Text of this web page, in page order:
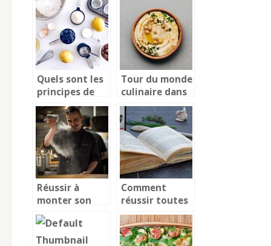
Margaux
famille.
Quels sont les
principes de
l’Haccp ?
Tour du monde
culinaire dans
votre assiette!
Réussir à
monter son
restaurant en
2020
Comment
réussir toutes
les recettes
facilement à la
maison ?